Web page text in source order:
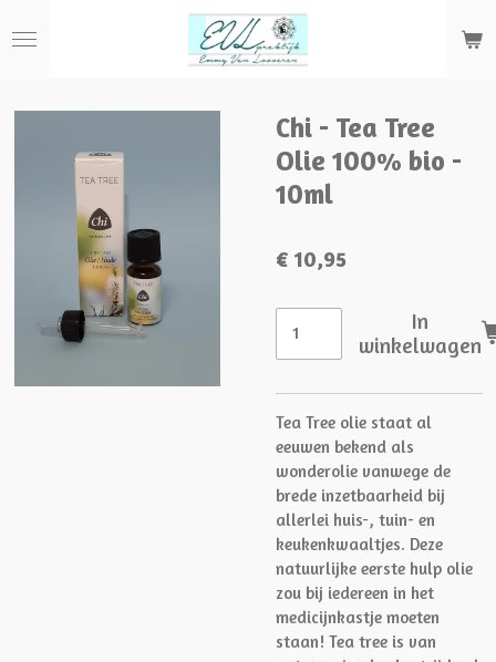
direct
Chi - Tea Tree
Olie 100% bio -
10ml
€ 10,95
In
winkelwagen
Tea Tree olie staat al
eeuwen bekend als
wonderolie vanwege de
brede inzetbaarheid bij
allerlei huis-, tuin- en
keukenkwaaltjes. Deze
natuurlijke eerste hulp olie
zou bij iedereen in het
medicijnkastje moeten
staan! Tea tree is van